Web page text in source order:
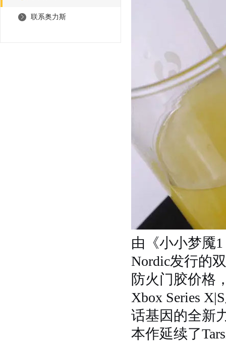
联系奥力斯
由《小小梦魇
Nordic发行的
防火门胶价格
Xbox Series
话基因的全新
本作延续了